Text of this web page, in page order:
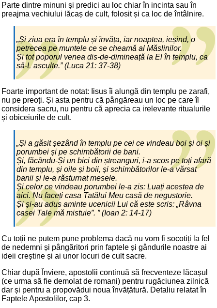
Parte dintre minuni și predici au loc chiar în incinta sau în
preajma vechiului lăcaș de cult, folosit și ca loc de întâlnire.
„Și ziua era în templu și învăța, iar noaptea, ieșind, o
petrecea pe muntele ce se cheamă al Măslinilor.
Și tot poporul venea dis-de-dimineață la El în templu, ca
să-L asculte.” (Luca 21: 37-38)
Foarte important de notat: Iisus îi alungă din templu pe zarafi,
nu pe preoți. Și asta pentru că pângăreau un loc pe care îl
considera sacru, nu pentru că aprecia ca irelevante ritualurile
și obiceiurile de cult.
„Și a găsit șezând în templu pe cei ce vindeau boi și oi și
porumbei și pe schimbătorii de bani.
Și, făcându-Și un bici din ștreanguri, i-a scos pe toți afară
din templu, și oile și boii, și schimbătorilor le-a vărsat
banii și le-a răsturnat mesele.
Și celor ce vindeau porumbei le-a zis: Luați acestea de
aici. Nu faceți casa Tatălui Meu casă de negustorie.
Și și-au adus aminte ucenicii Lui că este scris: „Râvna
casei Tale mă mistuie”. ” (Ioan 2: 14-17)
Cu toții ne putem pune problema dacă nu vom fi socotiți la fel
de nedemni și pângăritori prin faptele și gândurile noastre ai
ideii creștine și ai unor locuri de cult sacre.
Chiar după Înviere, apostolii continuă să frecventeze lăcașul
(ce urma să fie demolat de romani) pentru rugăciunea zilnică
dar și pentru a propovădui noua învățătură. Detaliu relatat în
Faptele Apostolilor, cap 3.